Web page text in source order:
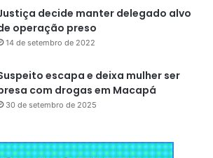
decide manter delegado alvo
operação preso
14 de setembro de 2022
escapa e deixa mulher ser
com drogas em Macapá
30 de setembro de 2025